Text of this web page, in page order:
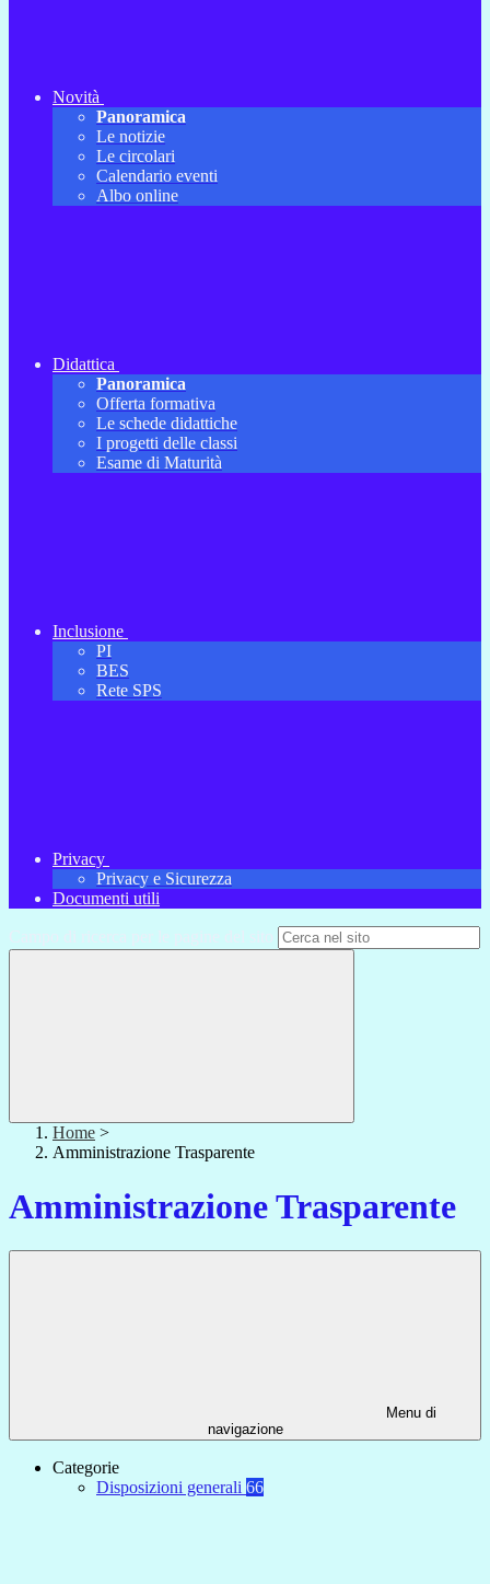
Novità
Panoramica
Le notizie
Le circolari
Calendario eventi
Albo online
Didattica
Panoramica
Offerta formativa
Le schede didattiche
I progetti delle classi
Esame di Maturità
Inclusione
PI
BES
Rete SPS
Privacy
Privacy e Sicurezza
Documenti utili
Campo di ricerca per le pagine del sito
Home >
Amministrazione Trasparente
Amministrazione Trasparente
Menu di
navigazione
Categorie
Disposizioni generali 66